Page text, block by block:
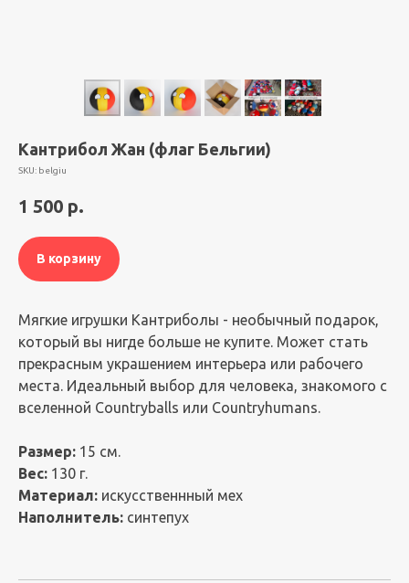
Кантрибол Жан (флаг Бельгии)
SKU: belgiu
1 500 р.
В корзину
Мягкие игрушки Кантриболы - необычный подарок,
который вы нигде больше не купите. Может стать
прекрасным украшением интерьера или рабочего
места. Идеальный выбор для человека, знакомого с
вселенной Countryballs или Countryhumans.
Размер: 15 см.
Вес: 130 г.
Материал: искусственнный мех
Наполнитель: синтепух